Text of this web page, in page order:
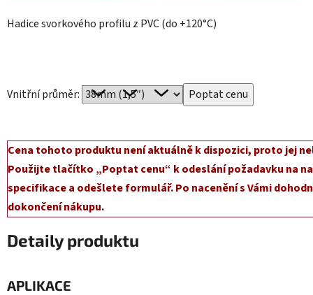
Hadice svorkového profilu z PVC (do +120°C)
Vnitřní průměr:
Cena tohoto produktu není aktuálně k dispozici, proto jej
Použijte tlačítko „Poptat cenu“ k odeslání požadavku na
specifikace a odešlete formulář. Po nacenění s Vámi
dokončení nákupu.
Detaily produktu
APLIKACE